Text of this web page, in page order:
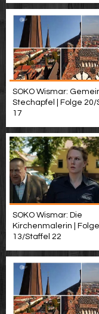
SOKO Wismar:
Stechapfel | Folge 20/
17
SOKO Wismar: Die
Kirchenmalerin | Folge
13/Staffel 22